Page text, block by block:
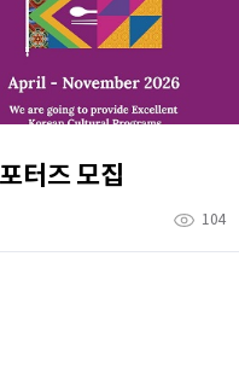
터즈 모집
104